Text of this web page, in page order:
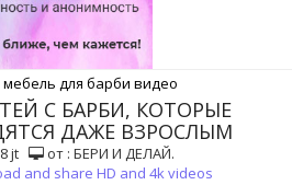
мебель для барби видео
С БАРБИ, КОТОРЫЕ
ДАЖЕ ВЗРОСЛЫМ
jt
от : БЕРИ И ДЕЛАЙ.
and share HD and 4k videos